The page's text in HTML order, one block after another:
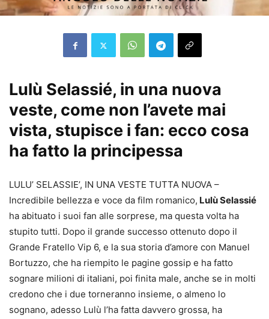
Lulù Selassié, in una nuova
veste, come non l’avete mai
vista, stupisce i fan: ecco cosa
ha fatto la principessa
LULU’ SELASSIE’, IN UNA VESTE TUTTA NUOVA –
Incredibile bellezza e voce da film romanico, Lulù Selassié
ha abituato i suoi fan alle sorprese, ma questa volta ha
stupito tutti. Dopo il grande successo ottenuto dopo il
Grande Fratello Vip 6, e la sua storia d’amore con Manuel
Bortuzzo, che ha riempito le pagine gossip e ha fatto
sognare milioni di italiani, poi finita male, anche se in molti
credono che i due torneranno insieme, o almeno lo
sognano, adesso Lulù l’ha fatta davvero grossa, ha